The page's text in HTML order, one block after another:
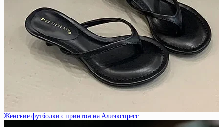
Женские футболки с принтом на Алиэкспресс